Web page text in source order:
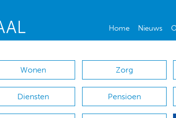
Home Nieuws
Wonen Zorg
Diensten Pensioen